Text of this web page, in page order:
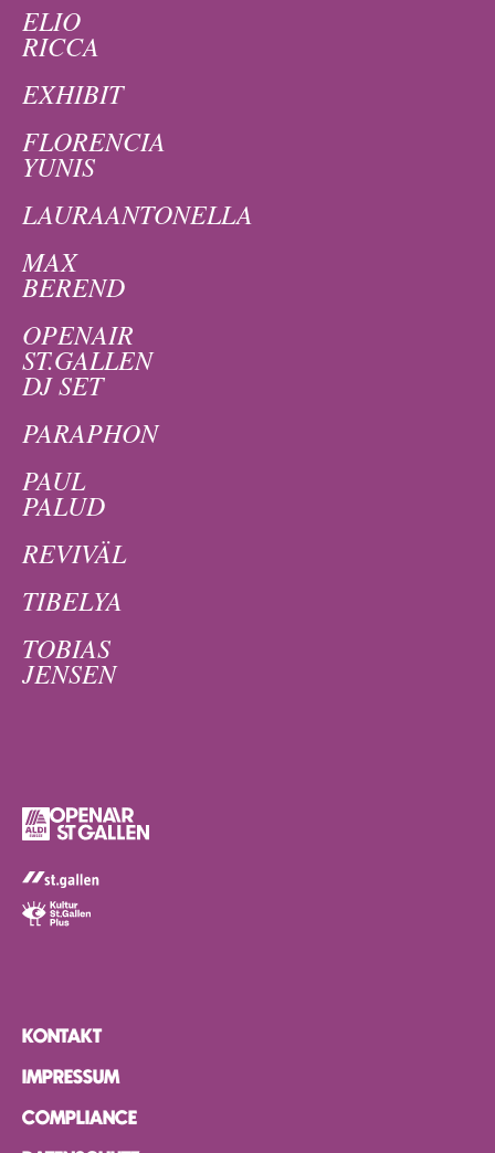
ELIO
RICCA
EXHIBIT
FLORENCIA
YUNIS
LAURAANTONELLA
MAX
BEREND
OPENAIR
ST.GALLEN
DJ SET
PARAPHON
PAUL
PALUD
REVIVÄL
TIBELYA
TOBIAS
JENSEN
KONTAKT
IMPRESSUM
COMPLIANCE